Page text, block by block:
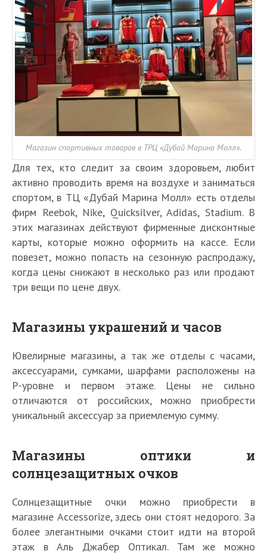
Магазин спортивных товаров в ТРЦ «Дубай Марина Молл».
Для тех, кто следит за своим здоровьем, любит
активно проводить время на воздухе и заниматься
спортом, в ТЦ «Дубай Марина Молл» есть отделы
фирм Reebok, Nike, Quicksilver, Adidas, Stadium. В
этих магазинах действуют фирменные дисконтные
карты, которые можно оформить на кассе. Если
повезет, можно попасть на сезонную распродажу,
когда цены снижают в несколько раз или продают
три вещи по цене двух.
Магазины украшений и часов
Ювелирные магазины, а так же отделы с часами,
аксессуарами, сумками, шарфами расположены на
Р-уровне и первом этаже. Цены не сильно
отличаются от российских, можно приобрести
уникальный аксессуар за приемлемую сумму.
Магазины оптики и
солнцезащитных очков
Солнцезащитные очки можно приобрести в
магазине Accessorize, здесь они стоят недорого. За
более элегантными очками стоит идти на второй
этаж в Аль Джабер Оптикал. Там же можно